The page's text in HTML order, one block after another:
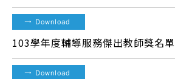
→ Download
103學年度輔導服務傑出教師獎名單
→ Download